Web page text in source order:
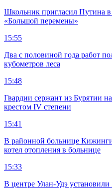
Школьник пригласил Путина
«Большой перемены»
15:55
Два с половиной года работ
кубометров леса
15:48
Гвардии сержант из Бурятии
крестом IV степени
15:41
В районной больнице
котел отопления в больнице
15:33
В центре Улан-Удэ